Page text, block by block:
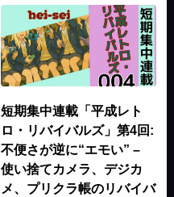
短期集中連載「平成レト
ロ・リバイバルズ」第4回:
不便さが逆に“エモい” –
使い捨てカメラ、デジカ
メ、プリクラ帳のリバイバ